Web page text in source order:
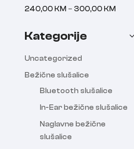
240,00 KM – 300,00 KM
Kategorije
Uncategorized
Bežične slušalice
Bluetooth slušalice
In-Ear bežične slušalice
Naglavne bežične
slušalice